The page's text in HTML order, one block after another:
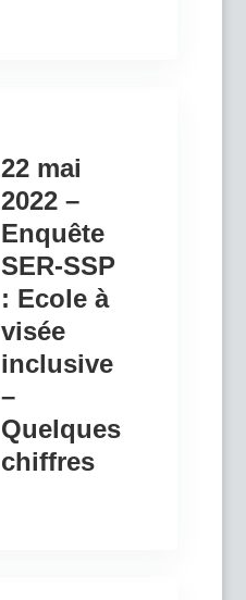
22 mai
2022 –
Enquête
SER-SSP
: Ecole à
visée
inclusive
–
Quelques
chiffres